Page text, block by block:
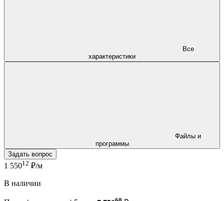
характеристики
программы
Задать вопрос
1 55012 ₽/м
В наличии